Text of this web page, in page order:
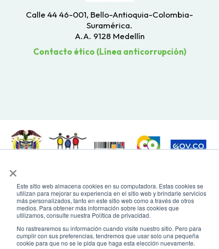
×
Este sitio web almacena cookies en su computadora. Estas cookies se
utilizan para mejorar su experiencia en el sitio web y brindarle servicios
más personalizados, tanto en este sitio web como a través de otros
medios. Para obtener más información sobre las cookies que
utilizamos, consulte nuestra Política de privacidad.
No rastrearemos su información cuando visite nuestro sitio. Pero para
cumplir con sus preferencias, tendremos que usar solo una pequeña
cookie para que no se le pida que haga esta elección nuevamente.
Calle 44 46-001, Bello-Antioquia-Colombia-
Suramérica.
A.A. 9128 Medellín
Contacto ético (Línea anticorrupción)
Todos los derechos reservados. Recomendamos usar una resolución de
pantalla de 1024 x 768. Para mayor compatibilidad, utilizar microsoft
Edge, Google Chrome o Mozilla Firefox